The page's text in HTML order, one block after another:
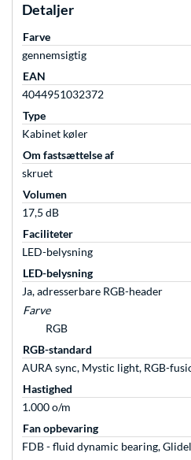
Detaljer
Farve
gennemsigtig
EAN
4044951032372
Type
Kabinet køler
Om fastsættelse af
skruet
Volumen
17,5 dB
Faciliteter
LED-belysning
LED-belysning
Ja, adresserbare RGB-header
Farve
RGB
RGB-standard
AURA sync, Mystic light, RGB-
Hastighed
1.000 o/m
Fan opbevaring
FDB - fluid dynamic bearing,